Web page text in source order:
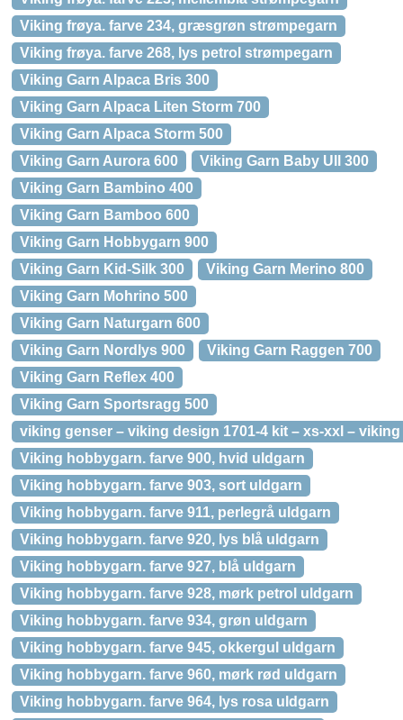
Viking frøya. farve 234, græsgrøn strømpegarn
Viking frøya. farve 268, lys petrol strømpegarn
Viking Garn Alpaca Bris 300
Viking Garn Alpaca Liten Storm 700
Viking Garn Alpaca Storm 500
Viking Garn Aurora 600
Viking Garn Baby Ull 300
Viking Garn Bambino 400
Viking Garn Bamboo 600
Viking Garn Hobbygarn 900
Viking Garn Kid-Silk 300
Viking Garn Merino 800
Viking Garn Mohrino 500
Viking Garn Naturgarn 600
Viking Garn Nordlys 900
Viking Garn Raggen 700
Viking Garn Reflex 400
Viking Garn Sportsragg 500
viking genser – viking design 1701-4 kit – xs-xxl – viking
Viking hobbygarn. farve 900, hvid uldgarn
Viking hobbygarn. farve 903, sort uldgarn
Viking hobbygarn. farve 911, perlegrå uldgarn
Viking hobbygarn. farve 920, lys blå uldgarn
Viking hobbygarn. farve 927, blå uldgarn
Viking hobbygarn. farve 928, mørk petrol uldgarn
Viking hobbygarn. farve 934, grøn uldgarn
Viking hobbygarn. farve 945, okkergul uldgarn
Viking hobbygarn. farve 960, mørk rød uldgarn
Viking hobbygarn. farve 964, lys rosa uldgarn